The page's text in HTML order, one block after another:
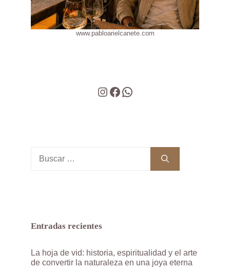
www.pabloarielcanete.com
Instagram
Facebook
WhatsApp
Entradas recientes
La hoja de vid: historia, espiritualidad y el arte
de convertir la naturaleza en una joya eterna